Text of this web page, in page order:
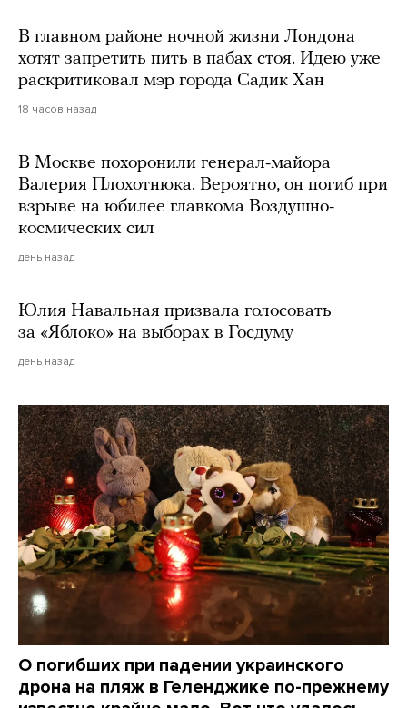
В главном районе ночной жизни Лондона
хотят запретить пить в пабах стоя. Идею уже
раскритиковал мэр города Садик Хан
18 часов назад
В Москве похоронили генерал-майора
Валерия Плохотнюка. Вероятно, он погиб при
взрыве на юбилее главкома Воздушно-
космических сил
день назад
Юлия Навальная призвала голосовать
за «Яблоко» на выборах в Госдуму
день назад
О погибших при падении украинского
дрона на пляж в Геленджике по-прежнему